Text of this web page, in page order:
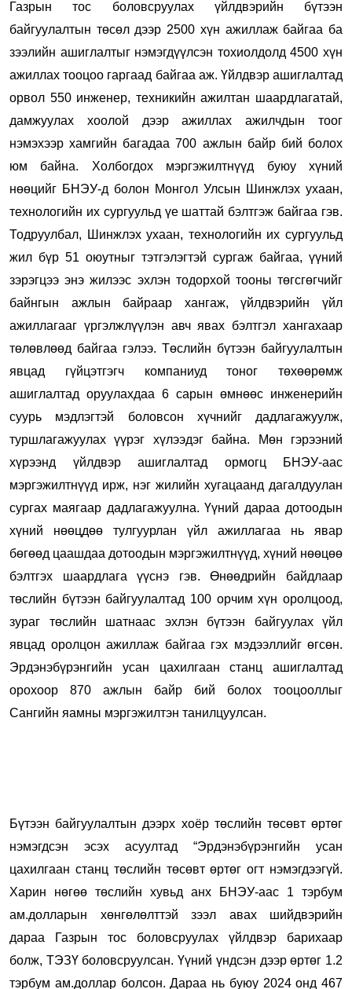
Газрын тос боловсруулах үйлдвэрийн бүтээн
байгуулалтын төсөл дээр 2500 хүн ажиллаж байгаа ба
зээлийн ашиглалтыг нэмэгдүүлсэн тохиолдолд 4500 хүн
ажиллах тооцоо гаргаад байгаа аж. Үйлдвэр ашиглалтад
орвол 550 инженер, техникийн ажилтан шаардлагатай,
дамжуулах хоолой дээр ажиллах ажилчдын тоог
нэмэхээр хамгийн багадаа 700 ажлын байр бий болох
юм байна. Холбогдох мэргэжилтнүүд буюу хүний
нөөцийг БНЭУ-д болон Монгол Улсын Шинжлэх ухаан,
технологийн их сургуульд үе шаттай бэлтгэж байгаа гэв.
Тодруулбал, Шинжлэх ухаан, технологийн их сургуульд
жил бүр 51 оюутныг тэтгэлэгтэй сургаж байгаа, үүний
зэрэгцээ энэ жилээс эхлэн тодорхой тооны төгсгөгчийг
байнгын ажлын байраар хангаж, үйлдвэрийн үйл
ажиллагааг үргэлжлүүлэн авч явах бэлтгэл хангахаар
төлөвлөөд байгаа гэлээ. Төслийн бүтээн байгуулалтын
явцад гүйцэтгэгч компаниуд тоног төхөөрөмж
ашиглалтад оруулахдаа 6 сарын өмнөөс инженерийн
суурь мэдлэгтэй боловсон хүчнийг дадлагажуулж,
туршлагажуулах үүрэг хүлээдэг байна. Мөн гэрээний
хүрээнд үйлдвэр ашиглалтад ормогц БНЭУ-аас
мэргэжилтнүүд ирж, нэг жилийн хугацаанд дагалдуулан
сургах маягаар дадлагажуулна. Үүний дараа дотоодын
хүний нөөцдөө тулгуурлан үйл ажиллагаа нь явар
бөгөөд цаашдаа дотоодын мэргэжилтнүүд, хүний нөөцөө
бэлтгэх шаардлага үүснэ гэв. Өнөөдрийн байдлаар
төслийн бүтээн байгуулалтад 100 орчим хүн оролцоод,
зураг төслийн шатнаас эхлэн бүтээн байгуулах үйл
явцад оролцон ажиллаж байгаа гэх мэдээллийг өгсөн.
Эрдэнэбүрэнгийн усан цахилгаан станц ашиглалтад
орохоор 870 ажлын байр бий болох тооцооллыг
Сангийн яамны мэргэжилтэн танилцуулсан.
Бүтээн байгуулалтын дээрх хоёр төслийн төсөвт өртөг
нэмэгдсэн эсэх асуултад “Эрдэнэбүрэнгийн усан
цахилгаан станц төслийн төсөвт өртөг огт нэмэгдээгүй.
Харин нөгөө төслийн хувьд анх БНЭУ-аас 1 тэрбум
ам.долларын хөнгөлөлттэй зээл авах шийдвэрийн
дараа
Газрын тос боловсруулах үйлдвэр барихаар
болж, ТЭЗҮ боловсруулсан. Үүний үндсэн дээр өртөг 1.2
тэрбум ам.доллар болсон. Дараа нь буюу 2024 онд 467